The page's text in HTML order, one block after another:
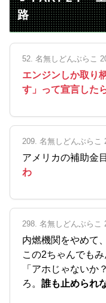
路
52. 名無しどんぶらこ
エンジンしか取り
す」って宣言した
209. 名無しどんぶらこ
アメリカの補助金
わ
298. 名無しどんぶらこ
内燃機関をやめて
この2ちゃんでも
「アホじゃないか
ろ。 誰も止められ